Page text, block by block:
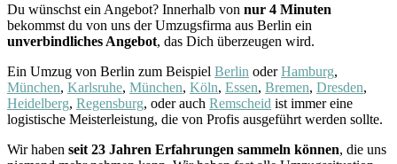
Du wünschst ein Angebot? Innerhalb von nur 4 Minuten
bekommst du von uns der Umzugsfirma aus Berlin ein
unverbindliches Angebot, das Dich überzeugen wird.
Ein Umzug von Berlin zum Beispiel Berlin oderHamburg,
München, Karlsruhe, München, Köln, Essen, Bremen, Dresden,
Heidelberg, Regensburg, oder auch Remscheid ist immer eine
logistische Meisterleistung, die von Profis ausgeführt werden sollte.
Wir haben seit 23 Jahren Erfahrungen sammeln können, die uns